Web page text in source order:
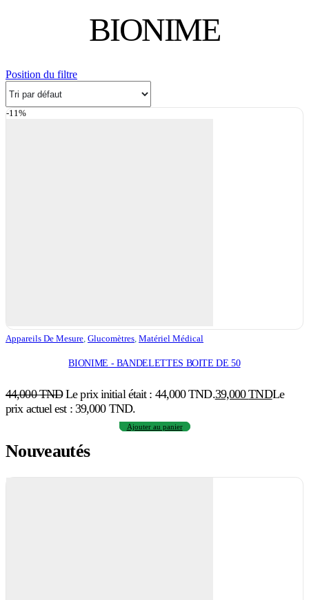
BIONIME
Position du filtre
-11%
Appareils De Mesure, Glucomètres, Matériel Médical
BIONIME - BANDELETTES BOITE DE 50
44,000TND Le prix initial était : 44,000 TND.39,000TNDLe
prix actuel est : 39,000 TND.
Ajouter au panier
Nouveautés